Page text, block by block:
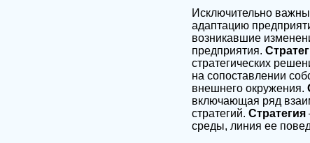
Исключительно
адаптацию
возникавшие
предприятия.
стратегических
на сопоставлении
внешнего окружения.
включающая ряд
стратегий. Стратегия
среды, линия ее